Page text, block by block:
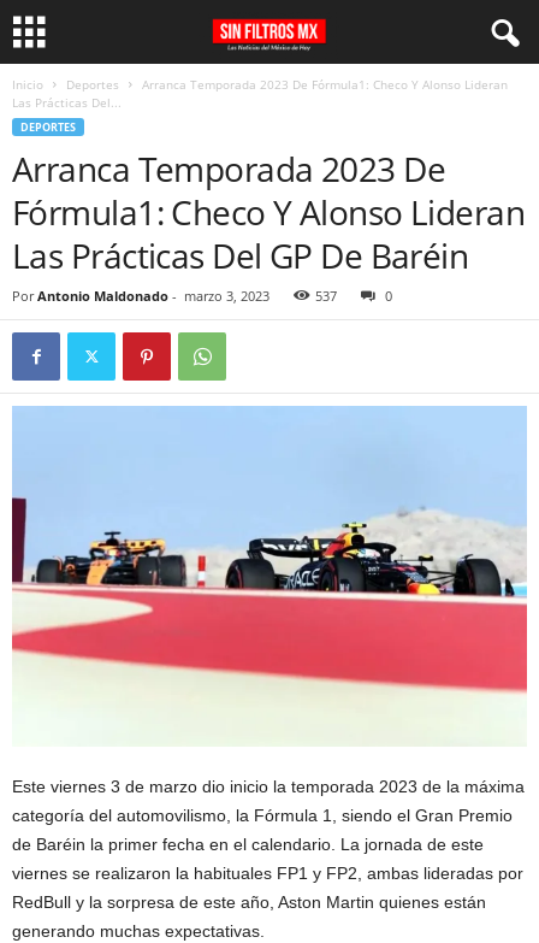
Inicio Deportes
Arranca Temporada 2023 De Fórmula1: Checo Y Alonso Lideran
Las Prácticas Del...
DEPORTES
Arranca Temporada 2023 De
Fórmula1: Checo Y Alonso Lideran
Las Prácticas Del GP De Baréin
Por Antonio Maldonado - marzo 3, 2023 537 0
Este viernes 3 de marzo dio inicio la temporada 2023 de la máxima
categoría del automovilismo, la Fórmula 1, siendo el Gran Premio
de Baréin la primer fecha en el calendario. La jornada de este
viernes se realizaron la habituales FP1 y FP2, ambas lideradas por
RedBull y la sorpresa de este año, Aston Martin quienes están
generando muchas expectativas.